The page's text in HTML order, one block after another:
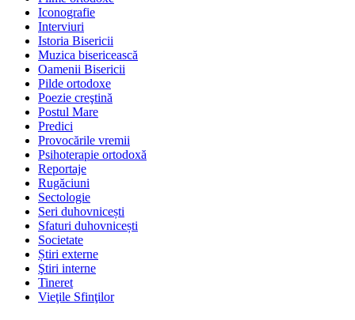
Iconografie
Interviuri
Istoria Bisericii
Muzica bisericească
Oamenii Bisericii
Pilde ortodoxe
Poezie creştină
Postul Mare
Predici
Provocările vremii
Psihoterapie ortodoxă
Reportaje
Rugăciuni
Sectologie
Seri duhovnicești
Sfaturi duhovnicești
Societate
Știri externe
Ştiri interne
Tineret
Vieţile Sfinţilor